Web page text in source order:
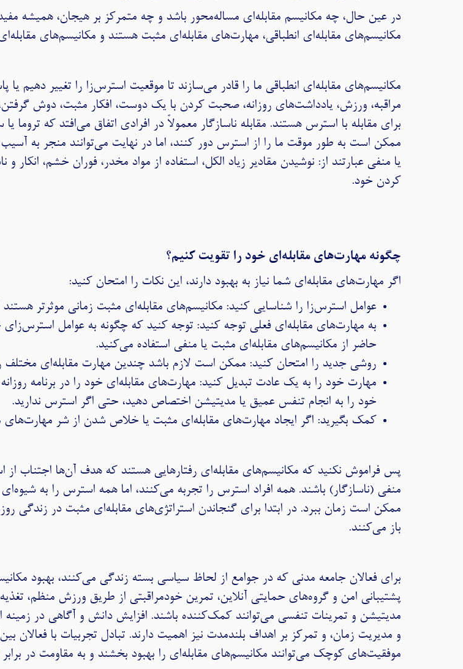
در عین حال، چه مکانیسم مقابله‌ای مساله‌محور باشد و چه متمرکز بر هیجان، همیشه
مکانیسم‌های مقابله‌ای انطباقی، مهارت‌های مقابله‌ای مثبت هستند و مکانیسم‌های
مکانیسم‌های مقابله‌ای انطباقی ما را قادر می‌سازند تا موقعیت استرس‌زا را تغییر
مراقبه، ورزش، یادداشت‌های روزانه، صحبت کردن با یک دوست، افکار مثبت، دوش
برای مقابله با استرس هستند. مقابله ناسازگار معمولاً در افرادی اتفاق می‌افتد که تروما
ممکن است به طور موقت ما را از استرس دور کنند، اما در نهایت می‌توانند منجر به
یا منفی عبارتند از: نوشیدن مقادیر زیاد الکل، استفاده از مواد مخدر، فوران خشم، انکار
کردن خود.
چگونه مهارت‌های مقابله‌ای خود را تقویت کنیم؟
اگر مهارت‌های مقابله‌ای شما نیاز به بهبود دارند، این نکات را امتحان کنید:
عوامل استرس‌زا را شناسایی کنید: مکانیسم‌های مقابله‌ای مثبت زمانی موثرتر
به مهارت‌های مقابله‌ای فعلی توجه کنید: توجه کنید که چگونه به عوامل
حاضر از مکانیسم‌های مقابله‌ای مثبت یا منفی استفاده می‌کنید.
روشی جدید را امتحان کنید: ممکن است لازم باشد چندین مهارت مقابله‌ای مختلف
مهارت خود را به یک عادت تبدیل کنید: مهارت‌های مقابله‌ای خود را در برنامه
خود را به انجام تنفس عمیق یا مدیتیشن اختصاص دهید، حتی اگر استرس ندارید.
كمک بگيريد: اگر ايجاد مهارت‌های مقابله‌ای مثبت يا خلاص شدن از شر مهارت‌های
پس فراموش نکنید که مکانیسم‌های مقابله‌ای رفتارهایی هستند که هدف آن‌ها اجتناب از
منفی (ناسازگار) باشند. همه افراد استرس را تجربه می‌کنند، اما همه استرس را به
ممکن است زمان ببرد. در ابتدا برای گنجاندن استراتژی‌های مقابله‌ای مثبت در زندگی
باز می‌کنند.
برای فعالان جامعه مدنی که در جوامع از لحاظ سیاسی بسته زندگی می‌کنند، بهبود
پشتیبانی امن و گروه‌های حمایتی آنلاین، تمرین خودمراقبتی از طریق ورزش منظم،
مدیتیشن و تمرینات تنفسی می‌توانند کمک‌کننده باشند. افزایش دانش و آگاهی در زمینه
و مدیریت زمان، و تمرکز بر اهداف بلندمدت نیز اهمیت دارند. تبادل تجربیات با فعالان
موفقیت‌های کوچک می‌توانند مکانیسم‌های مقابله‌ای را بهبود بخشند و به مقاومت در